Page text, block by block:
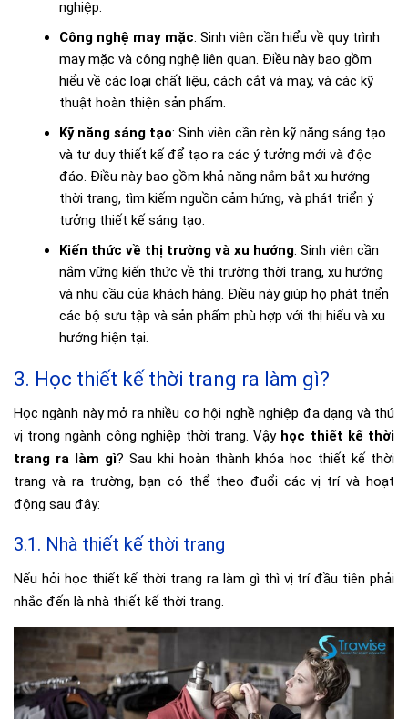
nghiệp.
Công nghệ may mặc: Sinh viên cần hiểu về quy trình
may mặc và công nghệ liên quan. Điều này bao gồm
hiểu về các loại chất liệu, cách cắt và may, và các kỹ
thuật hoàn thiện sản phẩm.
Kỹ năng sáng tạo: Sinh viên cần rèn kỹ năng sáng tạo
và tư duy thiết kế để tạo ra các ý tưởng mới và độc
đáo. Điều này bao gồm khả năng nắm bắt xu hướng
thời trang, tìm kiếm nguồn cảm hứng, và phát triển ý
tưởng thiết kế sáng tạo.
Kiến thức về thị trường và xu hướng: Sinh viên cần
nắm vững kiến thức về thị trường thời trang, xu hướng
và nhu cầu của khách hàng. Điều này giúp họ phát triển
các bộ sưu tập và sản phẩm phù hợp với thị hiếu và xu
hướng hiện tại.
3. Học thiết kế thời trang ra làm gì?
Học ngành này mở ra nhiều cơ hội nghề nghiệp đa dạng và thú
vị trong ngành công nghiệp thời trang. Vậy học thiết kế thời
trang ra làm gì? Sau khi hoàn thành khóa học thiết kế thời
trang và ra trường, bạn có thể theo đuổi các vị trí và hoạt
động sau đây:
3.1. Nhà thiết kế thời trang
Nếu hỏi học thiết kế thời trang ra làm gì thì vị trí đầu tiên phải
nhắc đến là nhà thiết kế thời trang.